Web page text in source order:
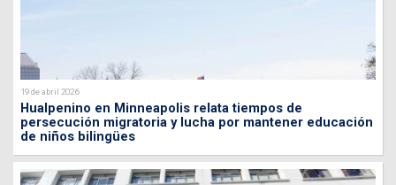
19 de abril 2026
Hualpenino en Minneapolis relata tiempos de
persecución migratoria y lucha por mantener educación
de niños bilingües